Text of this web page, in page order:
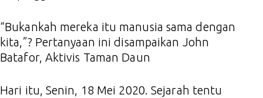
“Bukankah mereka itu manusia sama dengan
kita,”? Pertanyaan ini disampaikan John
Batafor, Aktivis Taman Daun
Hari itu, Senin, 18 Mei 2020. Sejarah tentu